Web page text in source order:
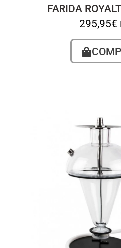
FARIDA
295,95€